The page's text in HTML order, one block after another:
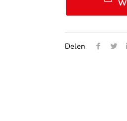
|Delen